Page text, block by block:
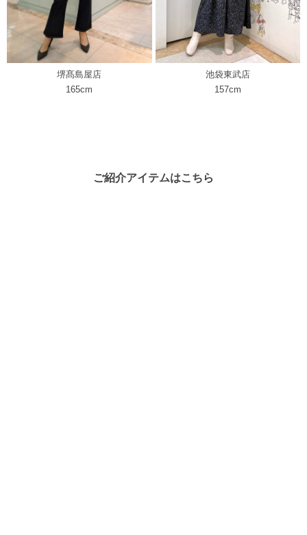
堺髙島屋店
165cm
池袋東武店
157cm
ご紹介アイテムはこちら